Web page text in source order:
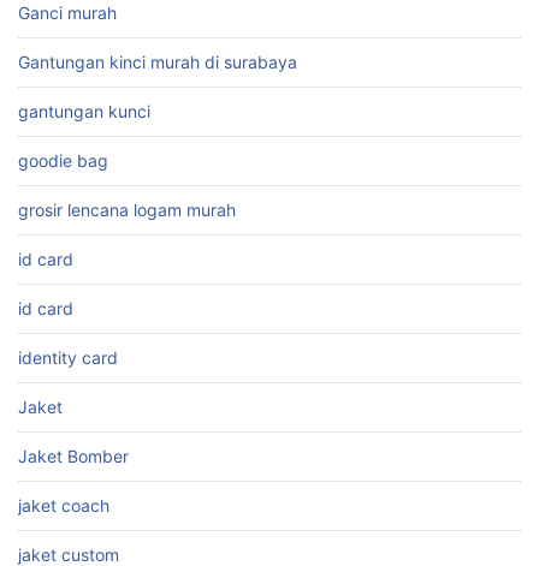
Ganci murah
Gantungan kinci murah di surabaya
gantungan kunci
goodie bag
grosir lencana logam murah
id card
id card
identity card
Jaket
Jaket Bomber
jaket coach
jaket custom